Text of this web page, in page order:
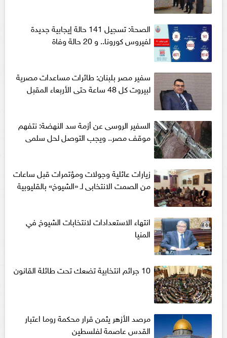
الصحة: تسجيل 141 حالة إيجابية جديدة
لفيروس كورونا.. و 20 حالة وفاة
سفير مصر بلبنان: طائرات مساعدات مصرية
لبيروت كل 48 ساعة حتى الأربعاء المقبل
السفير الروسى عن أزمة سد النهضة: نتفهم
موقف مصر.. ويجب التوصل لحل سلمى
زيارات عائلية وجولات ومؤتمرات قبل ساعات
من الصمت الانتخابى لـ «الشيوخ» بالقليوبية
انتهاء الاستعدادات لانتخابات الشيوخ في
المنيا
10 جرائم انتخابية تضعك تحت طائلة القانون
مرصد الأزهر يثمن قرار محكمة روما اعتبار
القدس عاصمة لفلسطين